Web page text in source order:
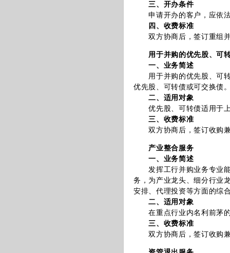
三、开办条件
申请开办的客户，应依法
四、收费标准
双方协商后，签订重组并
用于并购的优先股、可
一、业务简述
用于并购的优先股、可转
优先股、可转债或可交换债
二、适用对象
优先股、可转债适用于上
三、收费标准
双方协商后，签订收购兼
产业整合服务
一、业务简述
发挥工行并购业务专业能
务，为产业龙头、细分行业
安排、代理投资等方面的综
二、适用对象
在重点行业内名利前茅的
三、收费标准
双方协商后，签订收购兼